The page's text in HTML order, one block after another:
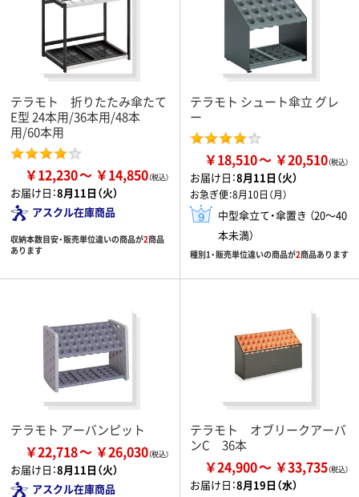
テラモト 折りたたみ傘たて
E型 24本用/36本用/48本
用/60本用
￥12,230 ￥14,850
お届け日：8月11日（火）
アスクル在庫商品
収納本数目安・販売単位違いの商品が2商品
あります
テラモト シュート傘立 グレ
ー
￥18,510 ￥20,510
お届け日：8月11日（火）
お急ぎ便：8月10日（月）
中型傘立て・傘置き （20～40
本未満）
種別1・販売単位違いの商品が2商品あります
テラモト アーバンピット
￥22,718 ￥26,030
お届け日：8月11日（火）
アスクル在庫商品
テラモト オブリークアーバ
ンC 36本
￥24,900 ￥33,735
お届け日：8月19日（水）